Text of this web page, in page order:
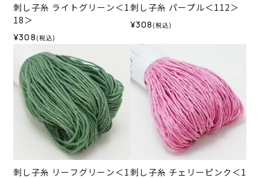
刺し子糸 ライトグリーン＜1
18＞
¥308 (税込)
刺し子糸 パープル＜112＞
¥308 (税込)
刺し子糸 リーフグリーン＜1刺し子糸 チェリーピンク＜1